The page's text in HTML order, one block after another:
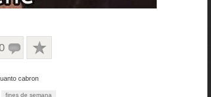
cabron
fines de semana